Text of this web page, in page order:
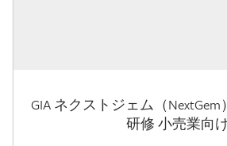
GIA ネクストジェム（
研修 小売業向